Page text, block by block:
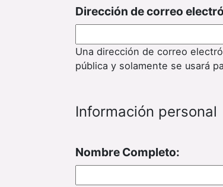
Dirección de correo
Una dirección de correo
pública y solamente se usará
Información personal
Nombre Completo: